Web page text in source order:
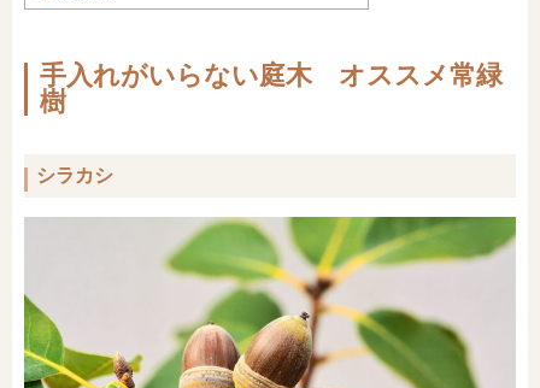
手入れがいらない庭木 オススメ常緑
樹
シラカシ